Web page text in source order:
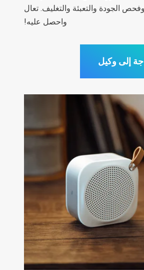
الجودة والتعبئة والتغليف. تعال
واحصل عليه!
إلى وكيل